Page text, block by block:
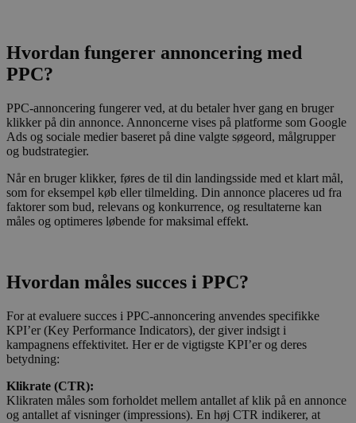
Hvordan fungerer annoncering med
PPC?
PPC-annoncering fungerer ved, at du betaler hver gang en bruger
klikker på din annonce. Annoncerne vises på platforme som Google
Ads og sociale medier baseret på dine valgte søgeord, målgrupper
og budstrategier.
Når en bruger klikker, føres de til din landingsside med et klart mål,
som for eksempel køb eller tilmelding. Din annonce placeres ud fra
faktorer som bud, relevans og konkurrence, og resultaterne kan
måles og optimeres løbende for maksimal effekt.
Hvordan måles succes i PPC?
For at evaluere succes i PPC-annoncering anvendes specifikke
KPI’er (Key Performance Indicators), der giver indsigt i
kampagnens effektivitet. Her er de vigtigste KPI’er og deres
betydning:
Klikrate (CTR):
Klikraten måles som forholdet mellem antallet af klik på en annonce
og antallet af visninger (impressions). En høj CTR indikerer, at